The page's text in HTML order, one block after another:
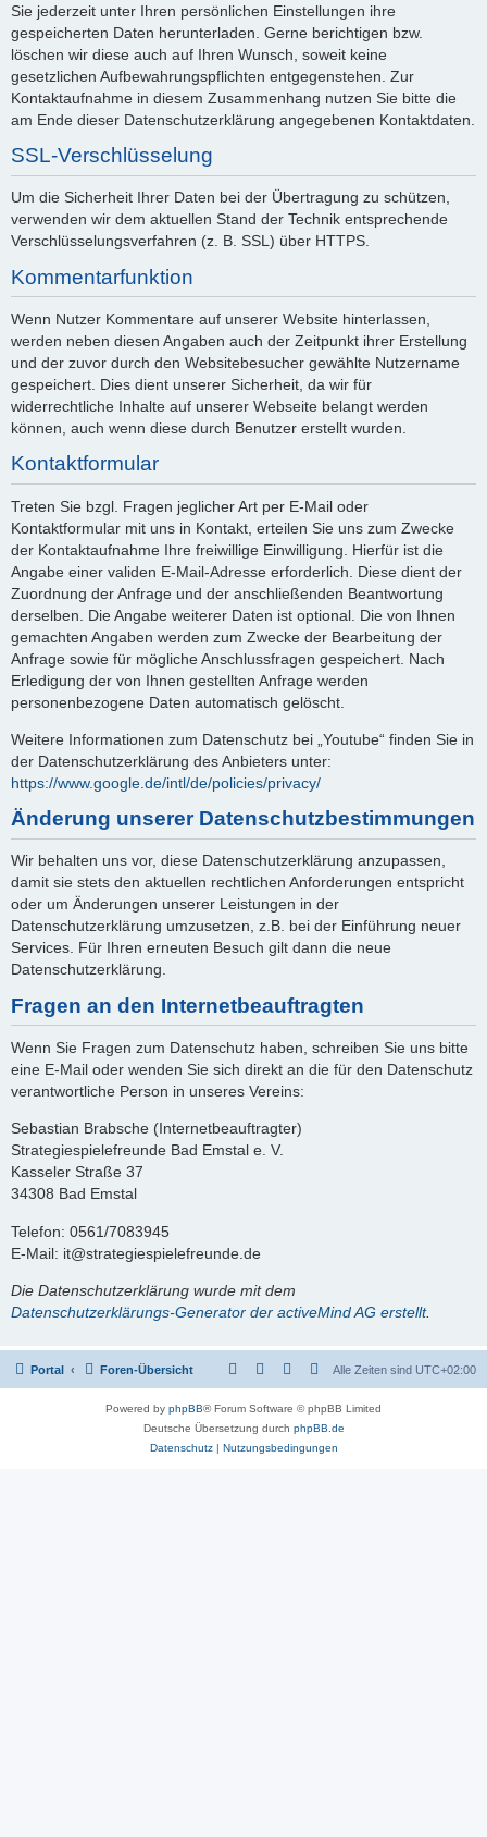
Sie jederzeit unter Ihren persönlichen Einstellungen ihre
gespeicherten Daten herunterladen. Gerne berichtigen bzw.
löschen wir diese auch auf Ihren Wunsch, soweit keine
gesetzlichen Aufbewahrungspflichten entgegenstehen. Zur
Kontaktaufnahme in diesem Zusammenhang nutzen Sie bitte die
am Ende dieser Datenschutzerklärung angegebenen Kontaktdaten.
SSL-Verschlüsselung
Um die Sicherheit Ihrer Daten bei der Übertragung zu schützen,
verwenden wir dem aktuellen Stand der Technik entsprechende
Verschlüsselungsverfahren (z. B. SSL) über HTTPS.
Kommentarfunktion
Wenn Nutzer Kommentare auf unserer Website hinterlassen,
werden neben diesen Angaben auch der Zeitpunkt ihrer Erstellung
und der zuvor durch den Websitebesucher gewählte Nutzername
gespeichert. Dies dient unserer Sicherheit, da wir für
widerrechtliche Inhalte auf unserer Webseite belangt werden
können, auch wenn diese durch Benutzer erstellt wurden.
Kontaktformular
Treten Sie bzgl. Fragen jeglicher Art per E-Mail oder
Kontaktformular mit uns in Kontakt, erteilen Sie uns zum Zwecke
der Kontaktaufnahme Ihre freiwillige Einwilligung. Hierfür ist die
Angabe einer validen E-Mail-Adresse erforderlich. Diese dient der
Zuordnung der Anfrage und der anschließenden Beantwortung
derselben. Die Angabe weiterer Daten ist optional. Die von Ihnen
gemachten Angaben werden zum Zwecke der Bearbeitung der
Anfrage sowie für mögliche Anschlussfragen gespeichert. Nach
Erledigung der von Ihnen gestellten Anfrage werden
personenbezogene Daten automatisch gelöscht.
Weitere Informationen zum Datenschutz bei „Youtube“ finden Sie in
der Datenschutzerklärung des Anbieters unter:
https://www.google.de/intl/de/policies/privacy/
Änderung unserer Datenschutzbestimmungen
Wir behalten uns vor, diese Datenschutzerklärung anzupassen,
damit sie stets den aktuellen rechtlichen Anforderungen entspricht
oder um Änderungen unserer Leistungen in der
Datenschutzerklärung umzusetzen, z.B. bei der Einführung neuer
Services. Für Ihren erneuten Besuch gilt dann die neue
Datenschutzerklärung.
Fragen an den Internetbeauftragten
Wenn Sie Fragen zum Datenschutz haben, schreiben Sie uns bitte
eine E-Mail oder wenden Sie sich direkt an die für den Datenschutz
verantwortliche Person in unseres Vereins:
Sebastian Brabsche (Internetbeauftragter)
Strategiespielefreunde Bad Emstal e. V.
Kasseler Straße 37
34308 Bad Emstal
Telefon: 0561/7083945
E-Mail: it@strategiespielefreunde.de
Die Datenschutzerklärung wurde mit dem
Datenschutzerklärungs-Generator der activeMind AG erstellt.
Portal Foren-Übersicht Alle Zeiten sind UTC+02:00
Powered by phpBB® Forum Software © phpBB Limited
Deutsche Übersetzung durch phpBB.de
Datenschutz| Nutzungsbedingungen